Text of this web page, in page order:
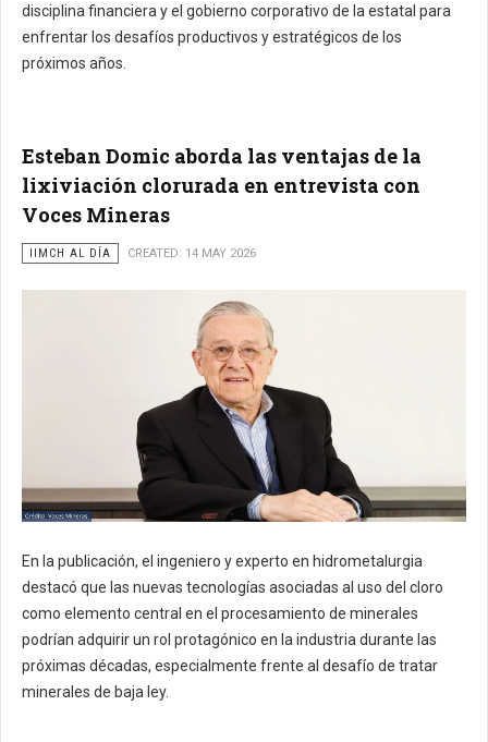
disciplina financiera y el gobierno corporativo de la estatal para
enfrentar los desafíos productivos y estratégicos de los
próximos años.
Esteban Domic aborda las ventajas de la
lixiviación clorurada en entrevista con
Voces Mineras
IIMCH AL DÍA CREATED: 14 MAY 2026
En la publicación, el ingeniero y experto en hidrometalurgia
destacó que las nuevas tecnologías asociadas al uso del cloro
como elemento central en el procesamiento de minerales
podrían adquirir un rol protagónico en la industria durante las
próximas décadas, especialmente frente al desafío de tratar
minerales de baja ley.